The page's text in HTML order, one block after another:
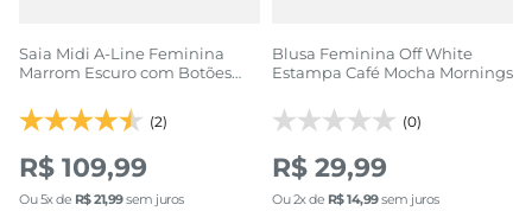
Saia Midi A-Line Feminina
Marrom Escuro com Botões
(2)
R$ 109,99
Ou5x de R$21,99sem juros
Blusa Feminina Off White
Estampa Café Mocha Mornings
(0)
R$ 29,99
Ou2x de R$14,99sem juros